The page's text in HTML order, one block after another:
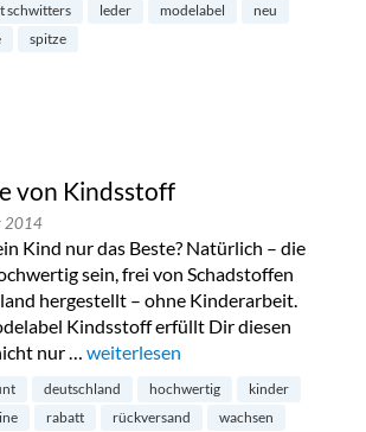
schwitters leder modelabel
neu
spitze
von Kindsstoff
2014
Kind nur das Beste? Natürlich – die
sein, frei von Schadstoffen
hergestellt – ohne Kinderarbeit.
Kindsstoff erfüllt Dir diesen
nur … „Kindermode von Kindsstoff“
weiterlesen
deutschland hochwertig
kinder
rabatt rückversand wachsen